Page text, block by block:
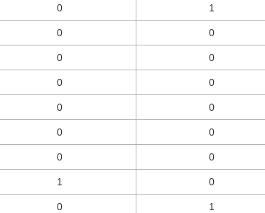
0 1
0 0
0 0
0 0
0 0
0 0
0 0
1 0
0 1